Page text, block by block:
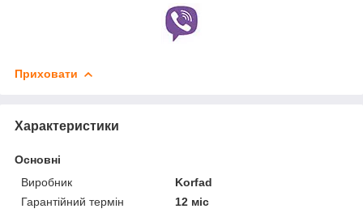
Приховати
Характеристики
Основні
Виробник
Korfad
Гарантійний термін
12 міс